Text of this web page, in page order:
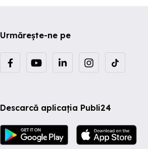
Urmărește-ne pe
Descarcă aplicația Publi24